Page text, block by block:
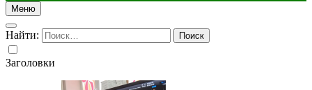
Меню
Найти:
Заголовки